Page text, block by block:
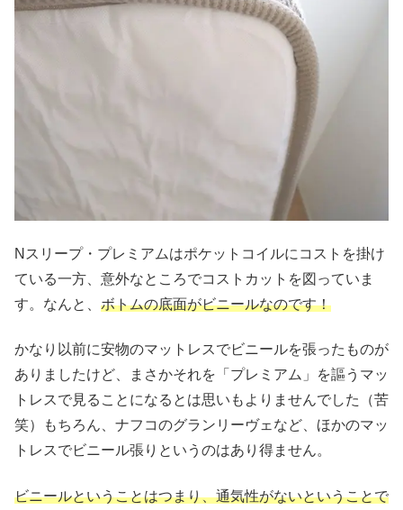
Nスリープ・プレミアムはポケットコイルにコストを掛け
ている一方、意外なところでコストカットを図っていま
す。なんと、 ボトムの底面がビニールなのです！
かなり以前に安物のマットレスでビニールを張ったものが
ありましたけど、まさかそれを「プレミアム」を謳うマッ
トレスで見ることになるとは思いもよりませんでした（苦
笑）もちろん、ナフコのグランリーヴェなど、ほかのマッ
トレスでビニール張りというのはあり得ません。
ビニールということはつまり、通気性がないということで